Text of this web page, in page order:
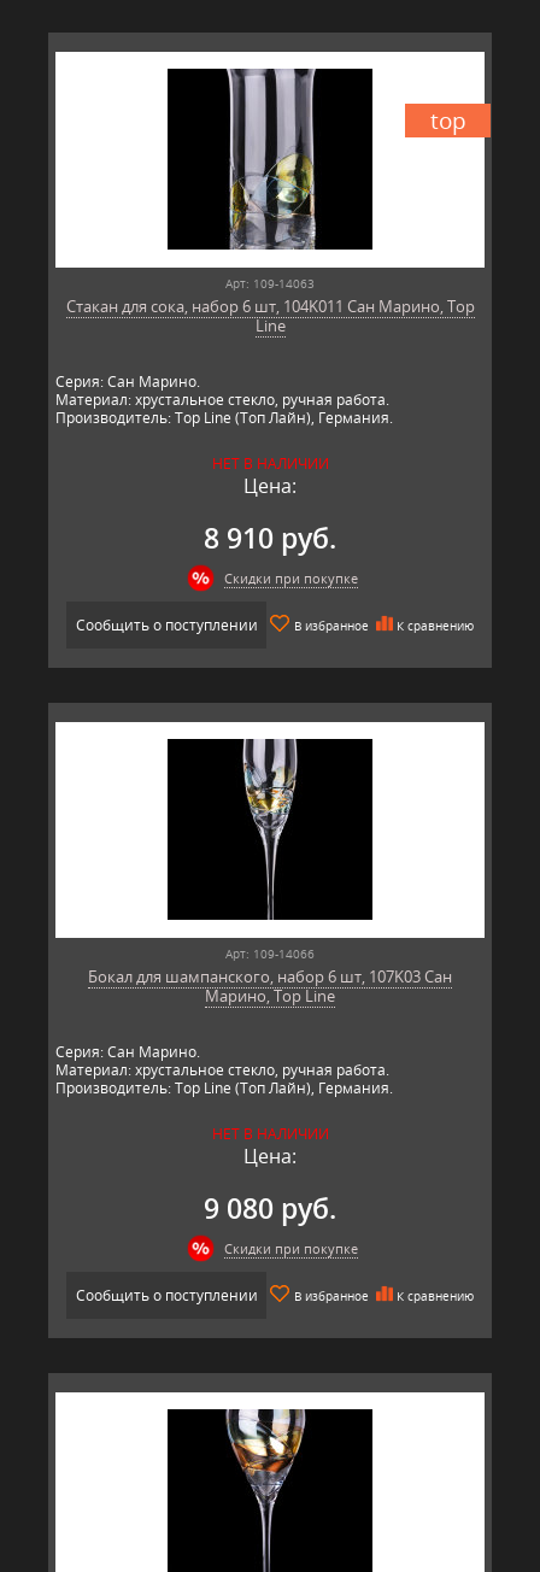
top
Арт: 109-14063
Стакан для сока, набор 6 шт, 104K011 Сан Марино, Top
Line
Серия: Сан Марино.
Материал: хрустальное стекло, ручная работа.
Производитель: Top Line (Топ Лайн), Германия.
НЕТ В НАЛИЧИИ
Цена:
8 910 руб.
Скидки при покупке
Сообщить о поступлении В избранное К сравнению
Арт: 109-14066
Бокал для шампанского, набор 6 шт, 107K03 Сан
Марино, Top Line
Серия: Сан Марино.
Материал: хрустальное стекло, ручная работа.
Производитель: Top Line (Топ Лайн), Германия.
НЕТ В НАЛИЧИИ
Цена:
9 080 руб.
Скидки при покупке
Сообщить о поступлении В избранное К сравнению